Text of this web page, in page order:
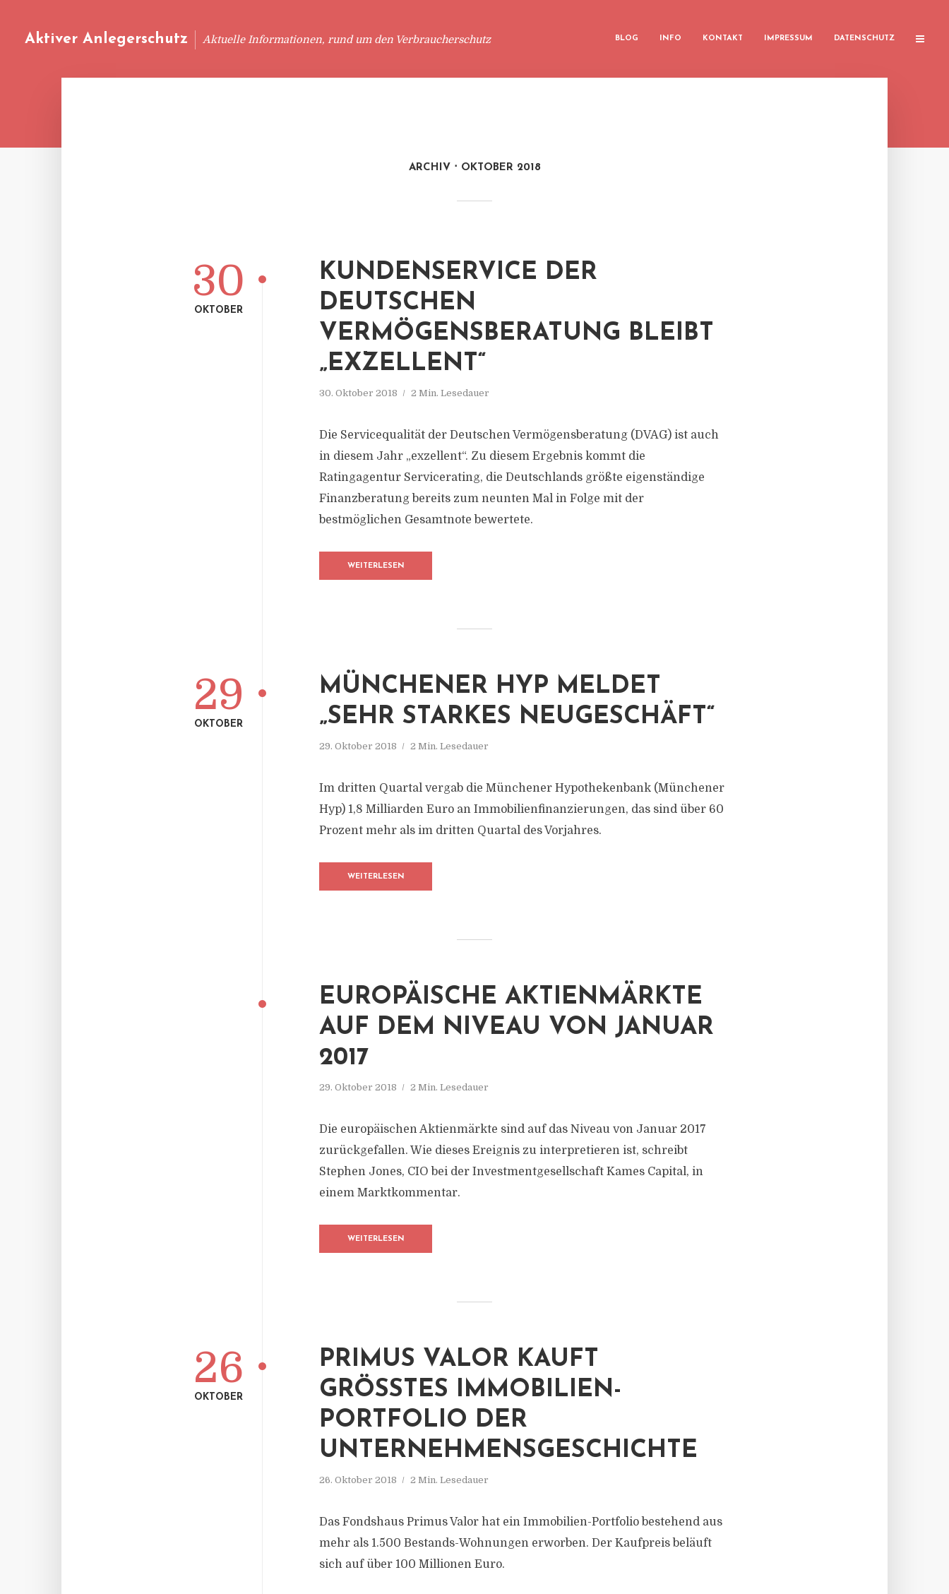
Aktiver Anlegerschutz Aktuelle Informationen, rund um den Verbraucherschutz BLOG INFO KONTAKT IMPRESSUM DATENSCHUTZ
ARCHIV OKTOBER 2018
KUNDENSERVICE DER
DEUTSCHEN
VERMÖGENSBERATUNG BLEIBT
„EXZELLENT“
30. Oktober 2018 2 Min. Lesedauer
30
OKTOBER
Die Servicequalität der Deutschen Vermögensberatung (DVAG) ist auch
in diesem Jahr „exzellent“. Zu diesem Ergebnis kommt die
Ratingagentur Servicerating, die Deutschlands größte eigenständige
Finanzberatung bereits zum neunten Mal in Folge mit der
bestmöglichen Gesamtnote bewertete.
WEITERLESEN
MÜNCHENER HYP MELDET
„SEHR STARKES NEUGESCHÄFT“
29. Oktober 2018 2 Min. Lesedauer
29
OKTOBER
Im dritten Quartal vergab die Münchener Hypothekenbank (Münchener
Hyp) 1,8 Milliarden Euro an Immobilienfinanzierungen, das sind über 60
Prozent mehr als im dritten Quartal des Vorjahres.
WEITERLESEN
EUROPÄISCHE AKTIENMÄRKTE
AUF DEM NIVEAU VON JANUAR
2017
29. Oktober 2018 2 Min. Lesedauer
Die europäischen Aktienmärkte sind auf das Niveau von Januar 2017
zurückgefallen. Wie dieses Ereignis zu interpretieren ist, schreibt
Stephen Jones, CIO bei der Investmentgesellschaft Kames Capital, in
einem Marktkommentar.
WEITERLESEN
PRIMUS VALOR KAUFT
GRÖSSTES IMMOBILIEN-P
ORTFOLIO DER U
NTERNEHMENSGESCHICHTE
26. Oktober 2018 2 Min. Lesedauer
26
OKTOBER
Das Fondshaus Primus Valor hat ein Immobilien-Portfolio bestehend aus
mehr als 1.500 Bestands-Wohnungen erworben. Der Kaufpreis beläuft
sich auf über 100 Millionen Euro.